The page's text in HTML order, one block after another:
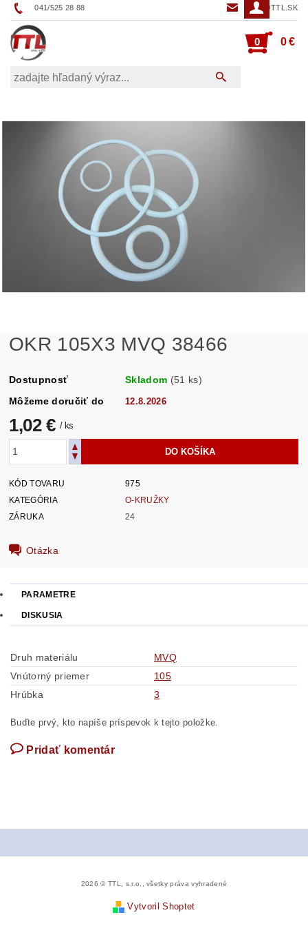
041/525 28 88 TTL@TTL.SK
0 0 €
OKR 105X3 MVQ 38466
Dostupnosť Skladom (51 ks)
Môžeme doručiť do
12.8.2026
1,02 € / ks
KÓD TOVARU
975
KATEGÓRIA
O-KRUŽKY
ZÁRUKA
24
Otázka
PARAMETRE
DISKUSIA
Druh materiálu
MVQ
Vnútorný priemer
105
Hrúbka
3
Buďte prvý, kto napíše príspevok k tejto položke.
Pridať komentár
2026 © TTL, s.r.o., všetky práva vyhradené
Vytvoril Shoptet